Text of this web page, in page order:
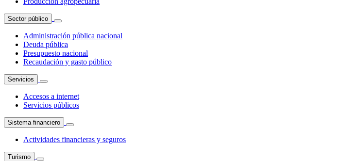
Sector público
Administración pública nacional
Deuda pública
Presupuesto nacional
Recaudación y gasto público
Servicios
Accesos a internet
Servicios públicos
Sistema financiero
Actividades financieras y seguros
Turismo